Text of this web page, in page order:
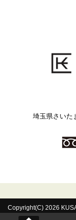
埼玉県さいた
Copyright(C) 2026